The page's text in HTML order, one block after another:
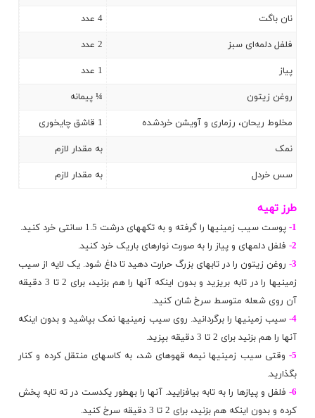
نان باگت 4 عدد
فلفل دلمه‌ای سبز 2 عدد
پیاز 1 عدد
روغن زیتون ¼ پیمانه
مخلوط ریحان، رزماری و آویشن خرد‌شده 1 قاشق چایخوری
نمک به مقدار لازم
سس خردل به مقدار لازم
طرز تهیه
1- پوست سیب زمینی‮ها را گرفته و به تکه‮های درشت 5.1 سانتی خرد کنید.
2- فلفل دلمه‮ای و پیاز را به صورت نوارهای باریک خرد کنید.
3-
روغن زیتون را در تابه‮ای بزرگ حرارت دهید تا داغ شود. یک لایه از سیب
زمینی‮ها را در تابه بریزید و بدون این‮که آنها را هم بزنید، برای 2 تا 3 دقیقه
آن روی شعله متوسط سرخ شان کنید.
4-
سیب زمینی‮ها را برگردانید. روی سیب زمینی‮ها نمک بپاشید و بدون اینکه
آنها را هم بزنید برای 2 تا 3 دقیقه بپزید.
5-
وقتی سیب زمینی‮ها نیمه قهوه‮ای شد، به کاسه‮ای منتقل کرده و کنار
بگذارید.
6-
فلفل و پیازها را به تابه بیافزایید. آنها را به‮طور یک‮دست در ته تابه پخش
کرده و بدون اینکه هم بزنید، برای 2 تا 3 دقیقه سرخ کنید.